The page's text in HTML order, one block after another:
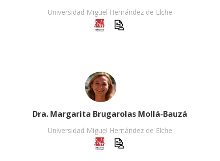
Universidad Miguel Hernández de Elche
Dra. Margarita Brugarolas Mollá-Bauzá
Universidad Miguel Hernández de Elche